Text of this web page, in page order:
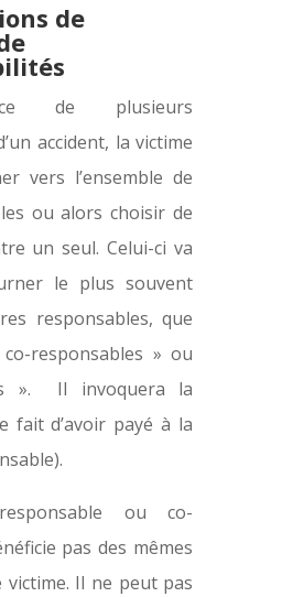
de
de plusieurs
accident, la victime
vers l’ensemble de
ou alors choisir de
un seul. Celui-ci va
le plus souvent
responsables, que
responsables » ou
». Il invoquera la
fait d’avoir payé à la
ou co-
pas des mêmes
victime. Il ne peut pas